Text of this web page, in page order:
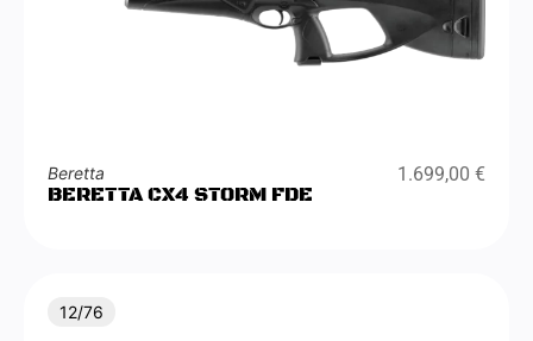
Beretta
BERETTA CX4 STORM FDE
1.699,00 €
12/76